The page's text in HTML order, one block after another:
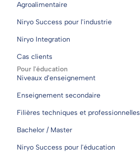
Agroalimentaire
Niryo Success pour l'industrie
Niryo Integration
Cas clients
Pour l'éducation
Niveaux d'enseignement
Enseignement secondaire
Filières techniques et professionnelles
Bachelor / Master
Niryo Success pour l'éducation